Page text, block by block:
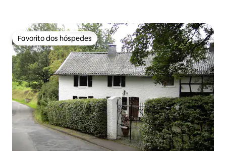
Favorito dos hóspedes
Favorito dos hóspedes